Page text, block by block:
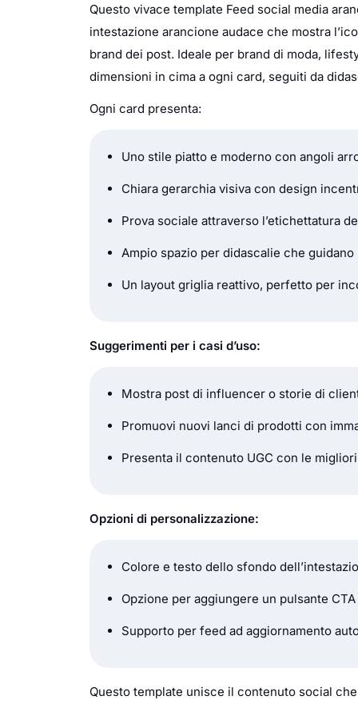
Questo vivace template Feed social media
intestazione arancione audace che mostra
brand dei post. Ideale per brand di moda,
dimensioni in cima a ogni card, seguiti da
Ogni card presenta:
Uno stile piatto e moderno con angoli
Chiara gerarchia visiva con design
Prova sociale attraverso l’etichettatura
Ampio spazio per didascalie che
Un layout griglia reattivo, perfetto per
Suggerimenti per i casi d’uso:
Mostra post di influencer o storie di
Promuovi nuovi lanci di prodotti con
Presenta il contenuto UGC con le
Opzioni di personalizzazione:
Colore e testo dello sfondo
Opzione per aggiungere un pulsante
Supporto per feed ad aggiornamento
Questo template unisce il contenuto social